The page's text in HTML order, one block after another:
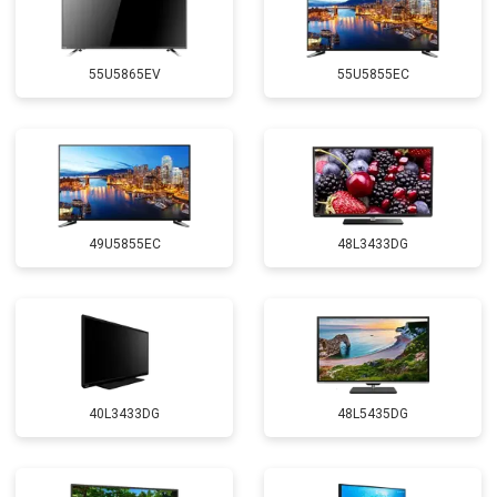
55U5865EV 55U5855EC
49U5855EC 48L3433DG
40L3433DG 48L5435DG